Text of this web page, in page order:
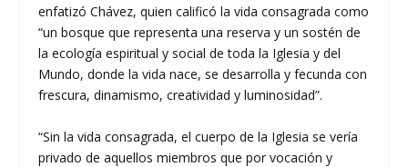
enfatizó Chávez, quien calificó la vida consagrada como
“un bosque que representa una reserva y un sostén de
la ecología espiritual y social de toda la Iglesia y del
Mundo, donde la vida nace, se desarrolla y fecunda con
frescura, dinamismo, creatividad y luminosidad”.
“Sin la vida consagrada, el cuerpo de la Iglesia se vería
privado de aquellos miembros que por vocación y